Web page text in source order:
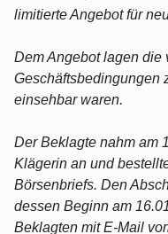
limitierte Angebot für
Dem Angebot lagen die
Geschäftsbedingungen
einsehbar waren.
Der Beklagte nahm am
Klägerin an und
Börsenbriefs. Den
dessen Beginn am
Beklagten mit E-Mail